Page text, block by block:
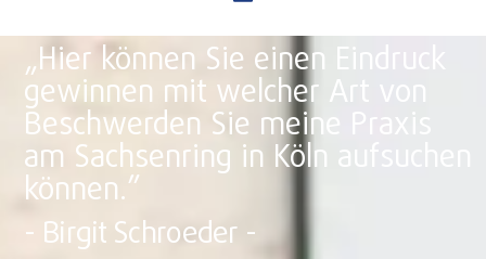
„Hier können Sie einen Eindruck
gewinnen mit welcher Art von
Beschwerden Sie meine Praxis
am Sachsenring in Köln aufsuchen
können.”
- Birgit Schroeder -